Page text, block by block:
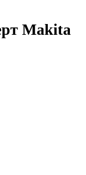
Makita